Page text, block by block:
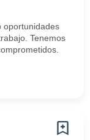
oportunidades
Tenemos